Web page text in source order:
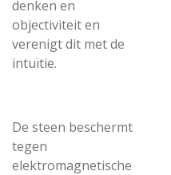
denken en
objectiviteit en
verenigt dit met de
intuïtie.
De steen beschermt
tegen
elektromagnetische